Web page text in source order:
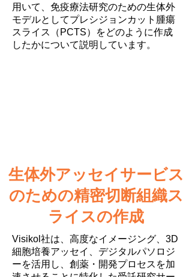
用いて、免疫療法研究のための生体外
モデルとしてプレシジョンカット腫瘍
スライス（PCTS）をどのように作成
したかについて説明しています。
生体外アッセイサービス
のための精密切断組織ス
ライスの作成
Visikol社は、高度なイメージング、3D
細胞培養アッセイ、デジタルパソロジ
ーを活用し、創薬・開発プロセスを加